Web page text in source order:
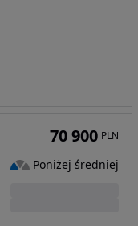
70 900 PLN
Poniżej średniej